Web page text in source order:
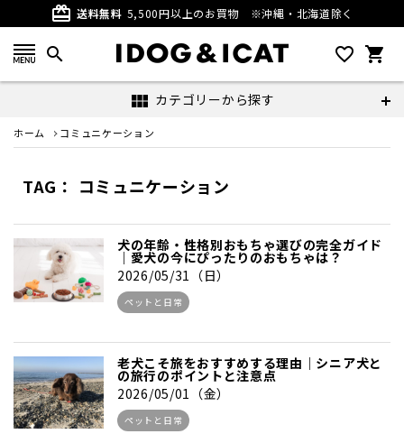
card_giftcard 送料無料 5,500円以上のお買物 ※沖縄・北海道除く
search favorite_outline shopping_cart
view_module カテゴリーから探す
ホーム コミュニケーション
TAG： コミュニケーション
犬の年齢・性格別おもちゃ選びの完全ガイド
｜愛犬の今にぴったりのおもちゃは？
2026/05/31（日）
ペットと日常
老犬こそ旅をおすすめする理由｜シニア犬と
の旅行のポイントと注意点
2026/05/01（金）
ペットと日常